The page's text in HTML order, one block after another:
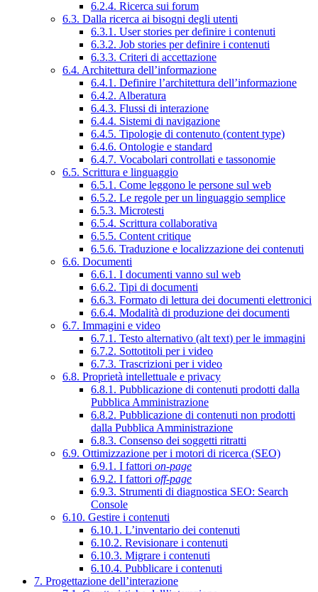
6.2.4. Ricerca sui forum
6.3. Dalla ricerca ai bisogni degli utenti
6.3.1. User stories per definire i contenuti
6.3.2. Job stories per definire i contenuti
6.3.3. Criteri di accettazione
6.4. Architettura dell’informazione
6.4.1. Definire l’architettura dell’informazione
6.4.2. Alberatura
6.4.3. Flussi di interazione
6.4.4. Sistemi di navigazione
6.4.5. Tipologie di contenuto (content type)
6.4.6. Ontologie e standard
6.4.7. Vocabolari controllati e tassonomie
6.5. Scrittura e linguaggio
6.5.1. Come leggono le persone sul web
6.5.2. Le regole per un linguaggio semplice
6.5.3. Microtesti
6.5.4. Scrittura collaborativa
6.5.5. Content critique
6.5.6. Traduzione e localizzazione dei contenuti
6.6. Documenti
6.6.1. I documenti vanno sul web
6.6.2. Tipi di documenti
6.6.3. Formato di lettura dei documenti elettronici
6.6.4. Modalità di produzione dei documenti
6.7. Immagini e video
6.7.1. Testo alternativo (alt text) per le immagini
6.7.2. Sottotitoli per i video
6.7.3. Trascrizioni per i video
6.8. Proprietà intellettuale e privacy
6.8.1. Pubblicazione di contenuti prodotti dalla
Pubblica Amministrazione
6.8.2. Pubblicazione di contenuti non prodotti
dalla Pubblica Amministrazione
6.8.3. Consenso dei soggetti ritratti
6.9. Ottimizzazione per i motori di ricerca (SEO)
6.9.1. I fattori on-page
6.9.2. I fattori off-page
6.9.3. Strumenti di diagnostica SEO: Search
Console
6.10. Gestire i contenuti
6.10.1. L’inventario dei contenuti
6.10.2. Revisionare i contenuti
6.10.3. Migrare i contenuti
6.10.4. Pubblicare i contenuti
7. Progettazione dell’interazione